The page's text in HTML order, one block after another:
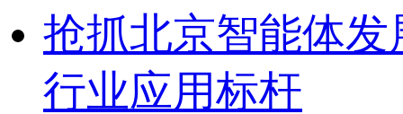
抢抓北京智能体
行业应用标杆